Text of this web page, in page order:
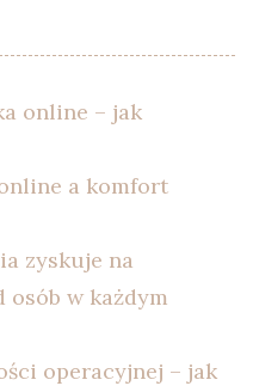
online – jak
a komfort
zyskuje na
w każdym
operacyjnej – jak